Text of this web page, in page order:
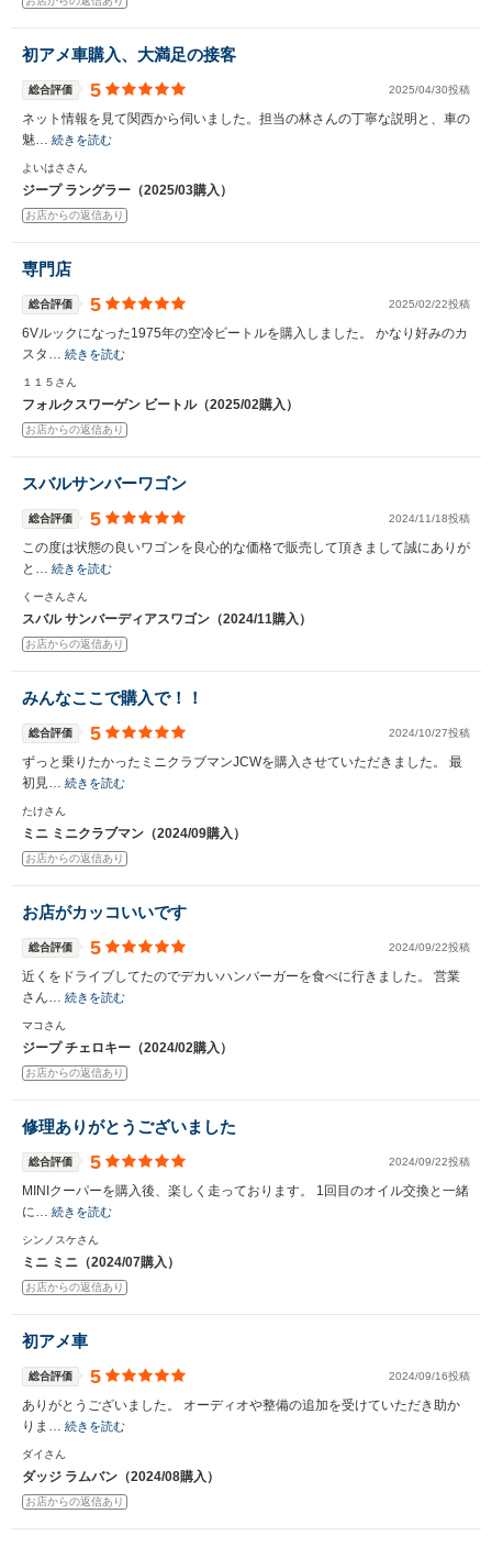
初アメ車購入、大満足の接客
総合評価 5 2025/04/30投稿
ネット情報を見て関西から伺いました。担当の林さんの丁寧な説明と、車の
魅… 続きを読む
よいはささん
ジープ ラングラー（2025/03購入）
お店からの返信あり
専門店
総合評価 5 2025/02/22投稿
6Vルックになった1975年の空冷ビートルを購入しました。 かなり好みのカ
スタ… 続きを読む
１１５さん
フォルクスワーゲン ビートル（2025/02購入）
お店からの返信あり
スバルサンバーワゴン
総合評価 5 2024/11/18投稿
この度は状態の良いワゴンを良心的な価格で販売して頂きまして誠にありが
と… 続きを読む
くーさんさん
スバル サンバーディアスワゴン（2024/11購入）
お店からの返信あり
みんなここで購入で！！
総合評価 5 2024/10/27投稿
ずっと乗りたかったミニクラブマンJCWを購入させていただきました。 最
初見… 続きを読む
たけさん
ミニ ミニクラブマン（2024/09購入）
お店からの返信あり
お店がカッコいいです
総合評価 5 2024/09/22投稿
近くをドライブしてたのでデカいハンバーガーを食べに行きました。 営業
さん… 続きを読む
マコさん
ジープ チェロキー（2024/02購入）
お店からの返信あり
修理ありがとうございました
総合評価 5 2024/09/22投稿
MINIクーパーを購入後、楽しく走っております。 1回目のオイル交換と一緒
に… 続きを読む
シンノスケさん
ミニ ミニ（2024/07購入）
お店からの返信あり
初アメ車
総合評価 5 2024/09/16投稿
ありがとうございました。 オーディオや整備の追加を受けていただき助か
りま… 続きを読む
ダイさん
ダッジ ラムバン（2024/08購入）
お店からの返信あり